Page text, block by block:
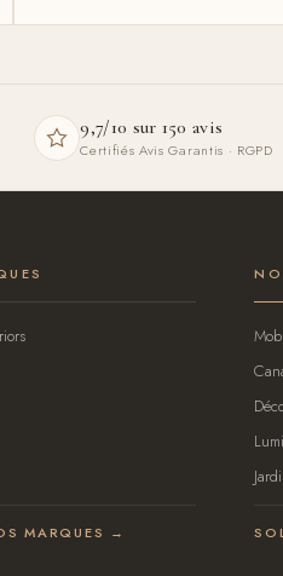
9,7/10 sur 150 avis
Certifiés Avis Garantis · RGPD
MARQUES →